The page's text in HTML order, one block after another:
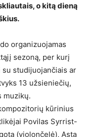
o kitą dieną
organizuojamas
sezoną, per kurį
studijuojančiais ar
13 užsieniečių,
muzikų.
kūrinius
Povilas Syrrist-
(violončelė), Asta